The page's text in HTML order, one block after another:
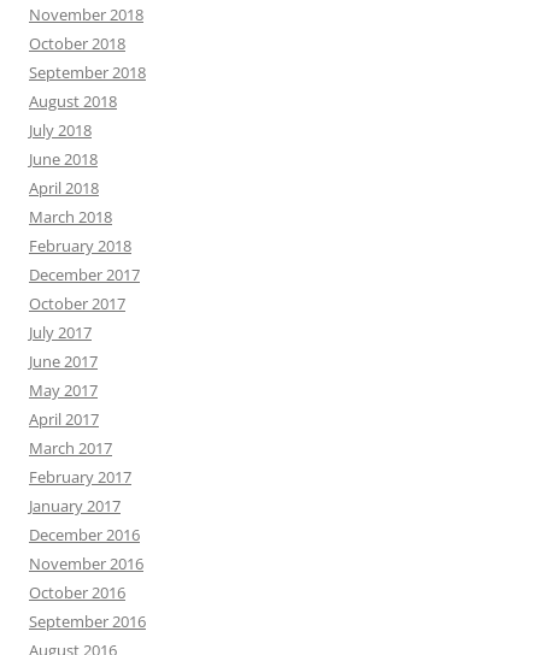
November 2018
October 2018
September 2018
August 2018
July 2018
June 2018
April 2018
March 2018
February 2018
December 2017
October 2017
July 2017
June 2017
May 2017
April 2017
March 2017
February 2017
January 2017
December 2016
November 2016
October 2016
September 2016
August 2016